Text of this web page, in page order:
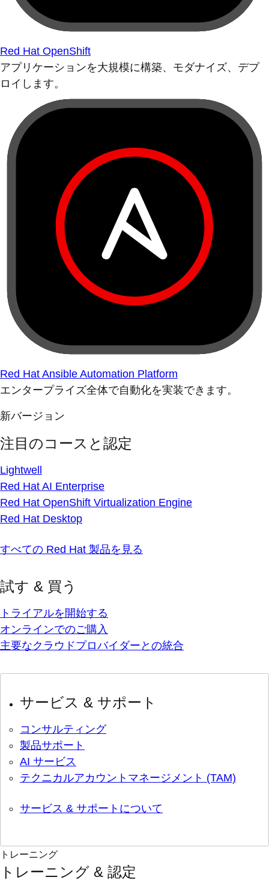
Red Hat OpenShift
アプリケーションを大規模に構築、モダナイズ、デプ
ロイします。
Red Hat Ansible Automation Platform
エンタープライズ全体で自動化を実装できます。
新バージョン
注目のコースと認定
Lightwell
Red Hat AI Enterprise
Red Hat OpenShift Virtualization Engine
Red Hat Desktop
すべての Red Hat 製品を見る
試す & 買う
トライアルを開始する
オンラインでのご購入
主要なクラウドプロバイダーとの統合
サービス & サポート
コンサルティング
製品サポート
AI サービス
テクニカルアカウントマネージメント (TAM)
サービス & サポートについて
トレーニング
トレーニング & 認定